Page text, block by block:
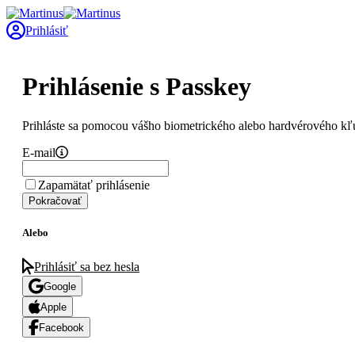
Prihlásiť
Prihlásenie s Passkey
Prihláste sa pomocou vášho biometrického alebo hardvérového
E-mail
Zapamätať prihlásenie
Pokračovať
Alebo
Prihlásiť sa bez hesla
Google
Apple
Facebook